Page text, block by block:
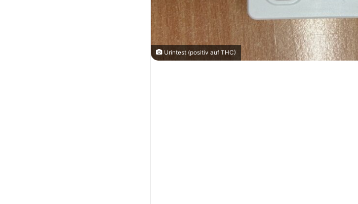
Urintest (positiv auf THC)